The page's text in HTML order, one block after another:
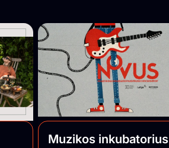
Muzikos inkubatorius